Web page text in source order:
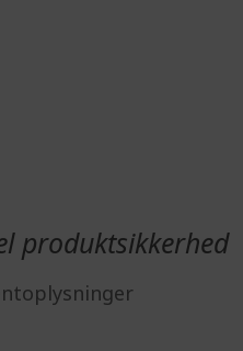
produktsikkerhed